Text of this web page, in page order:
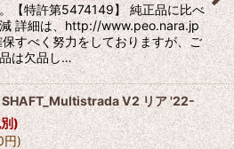
【特許第5474149】 純正品に比べ
詳細は、http://www.peo.nara.jp
すべく努力をしておりますが、ご
は欠品し…
SHAFT_Multistrada V2 リア '22-
)
円)